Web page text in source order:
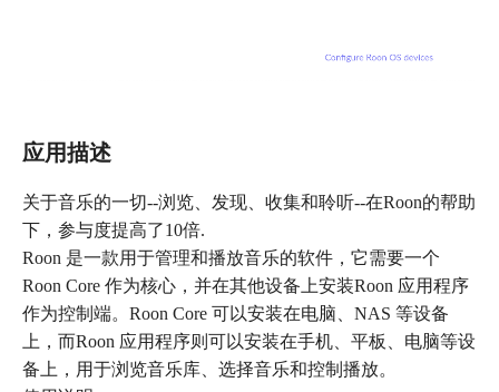
应用描述
关于音乐的一切--浏览、发现、收集和聆听--在Roon的帮助
下，参与度提高了10倍.
Roon 是一款用于管理和播放音乐的软件，它需要一个
Roon Core 作为核心，并在其他设备上安装Roon 应用程序
作为控制端。Roon Core 可以安装在电脑、NAS 等设备
上，而Roon 应用程序则可以安装在手机、平板、电脑等设
备上，用于浏览音乐库、选择音乐和控制播放。